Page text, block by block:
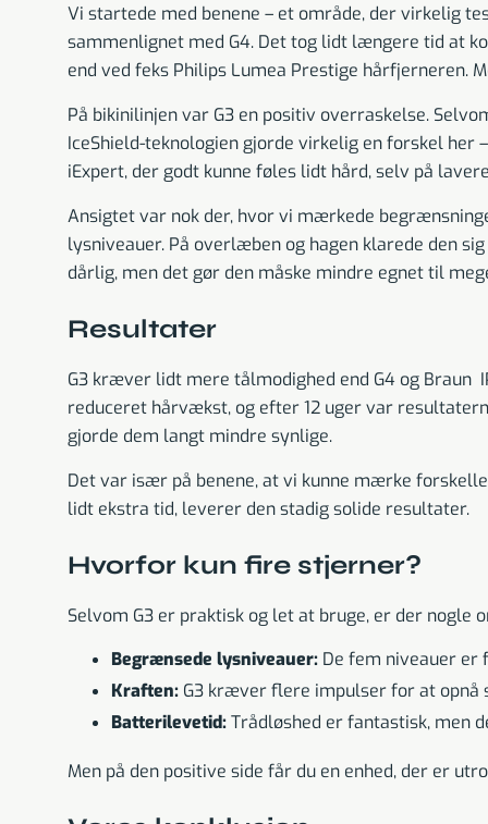
Vi startede med benene – et område, der virkelig
sammenlignet med G4. Det tog lidt længere tid at
end ved feks Philips Lumea Prestige hårfjerneren.
På bikinilinjen var G3 en positiv overraskelse.
IceShield-teknologien gjorde virkelig en forskel her
iExpert, der godt kunne føles lidt hård, selv på
Ansigtet var nok der, hvor vi mærkede
lysniveauer. På overlæben og hagen klarede den
dårlig, men det gør den måske mindre egnet til
Resultater
G3 kræver lidt mere tålmodighed end G4 og Braun
reduceret hårvækst, og efter 12 uger var
gjorde dem langt mindre synlige.
Det var især på benene, at vi kunne mærke
lidt ekstra tid, leverer den stadig solide resultater.
Hvorfor kun fire stjerner?
Selvom G3 er praktisk og let at bruge, er der
Begrænsede lysniveauer: De fem niveauer er
Kraften: G3 kræver flere impulser for at opnå
Batterilevetid:Trådløshed er fantastisk, men
Men på den positive side får du en enhed, der er